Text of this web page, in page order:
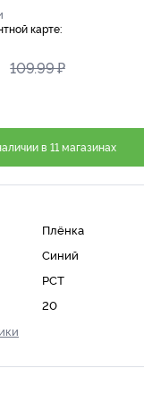
карте:
109.99₽
в 11 магазинах
Плёнка
Синий
РСТ
20